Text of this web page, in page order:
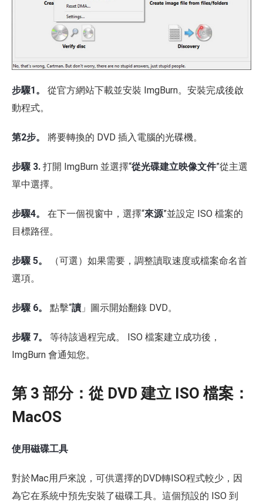
步驟1。
從官方網站下載並安裝 ImgBurn。安裝完成後啟
動程式。
第2步。 將要轉換的 DVD 插入電腦的光碟機。
步驟 3. 打開 ImgBurn 並選擇“從光碟建立映像文件”從主選
單中選擇。
步驟4。 在下一個視窗中，選擇“來源”並設定 ISO 檔案的
目標路徑。
步驟 5。
（可選）如果需要，調整讀取速度或檔案命名首
選項。
步驟 6。 點擊“讀 」圖示開始翻錄 DVD。
步驟 7。
等待該過程完成。 ISO 檔案建立成功後，
ImgBurn 會通知您。
第 3 部分：從 DVD 建立 ISO 檔案：
MacOS
使用磁碟工具
對於Mac用戶來說，可供選擇的DVD轉ISO程式較少，因
為它在系統中預先安裝了磁碟工具。這個預設的 ISO 到